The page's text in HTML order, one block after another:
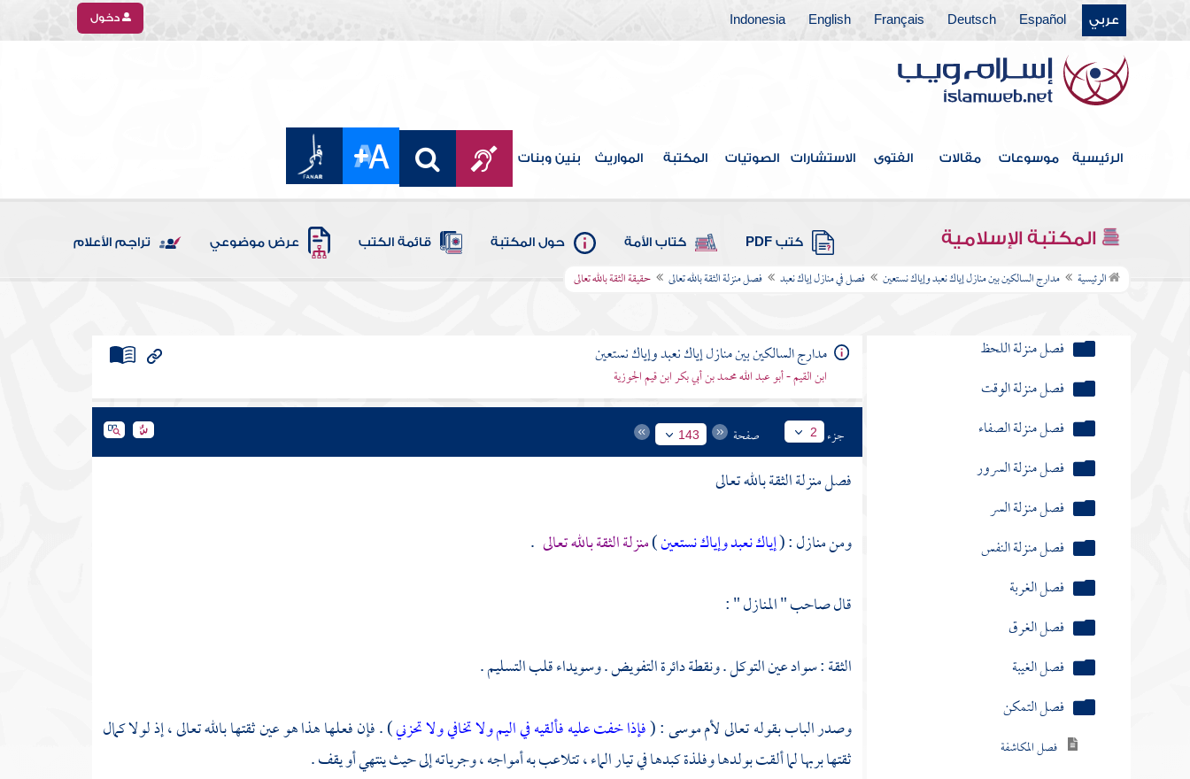
عربي Español
Deutsch
Français
English
Indonesia دخول
الرئيسية موسوعات مقالات الفتوى الاستشارات الصوتيات المكتبة المواريث بنين وبنات
المكتبة الإسلامية كتب PDF كتاب الأمة حول المكتبة قائمة الكتب عرض موضوعي تراجم الأعلام
الرئيسية مدارج السالكين بين منازل إياك نعبد وإياك نستعين فصل في منازل إياك نعبد فصل منزلة الثقة بالله تعالى حقيقة الثقة بالله تعالى
فصل الدهش
فصل في منزلة الهيمان
فصل منزلة الذوق
فصل منزلة اللحظ
فصل منزلة الوقت
فصل منزلة الصفاء
فصل منزلة السر
فصل منزلة النفس
فصل الغربة
فصل الغرق
فصل الغيبة
فصل التمكن
فصل المكاشفة
فصل المشاهدة
فصل المعاينة
فصل الحياة
فصل القبض
مدارج السالكين بين منازل إياك نعبد وإياك نستعين
ابن القيم - أبو عبد الله محمد بن أبي بكر ابن قيم الجوزية
جزء 2 صفحة 143
فصل منزلة الثقة بالله تعالى
ومن منازل : (إياك نعبد وإياك نستعين)منزلة الثقة بالله تعالى .
قال صاحب " المنازل " :
الثقة : سواد عين التوكل . ونقطة دائرة التفويض . وسويداء قلب التسليم .
وصدر الباب بقوله تعالى لأمموسى: (فإذا خفت عليه فألقيه في اليم ولا تخافي ولا تحزني) . فإن فعلها هذا هو عين ثقتها بالله تعالى ، إذ لولا كمال
ثقتها بربها لما ألقت بولدها وفلذة كبدها في تيار الماء ، تتلاعب به أمواجه ، وجرياته إلى حيث ينتهي أو يقف .